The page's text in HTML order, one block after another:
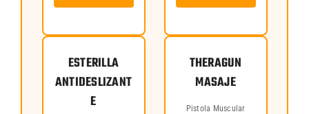
ESTERILLA
ANTIDESLIZANT
E
THERAGUN
MASAJE
Pistola Muscular